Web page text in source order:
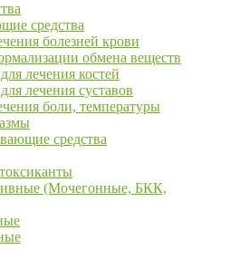
средства
болезней крови
обмена веществ
лечения костей
лечения суставов
боли, температуры
средства
(Мочегонные, БКК,